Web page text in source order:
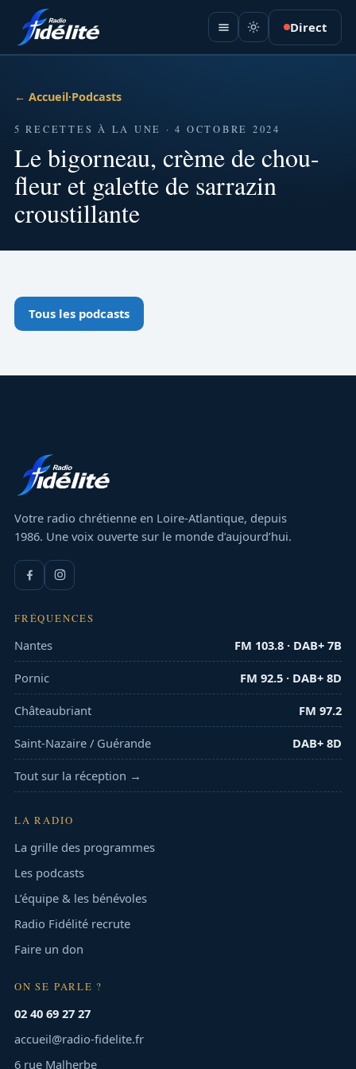
Direct
← Accueil·Podcasts
5 RECETTES À LA UNE · 4 OCTOBRE 2024
Le bigorneau, crème de chou-
fleur et galette de sarrazin
croustillante
Tous les podcasts
Votre radio chrétienne en Loire-Atlantique, depuis
1986. Une voix ouverte sur le monde d’aujourd’hui.
FRÉQUENCES
Nantes FM 103.8 · DAB+ 7B
Pornic FM 92.5 · DAB+ 8D
Châteaubriant FM 97.2
Saint-Nazaire / Guérande DAB+ 8D
Tout sur la réception →
LA RADIO
La grille des programmes
Les podcasts
L’équipe & les bénévoles
Radio Fidélité recrute
Faire un don
ON SE PARLE ?
02 40 69 27 27
accueil@radio-fidelite.fr
6 rue Malherbe